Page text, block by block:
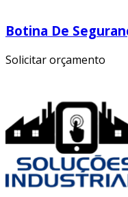
Botina De
Solicitar orçamento